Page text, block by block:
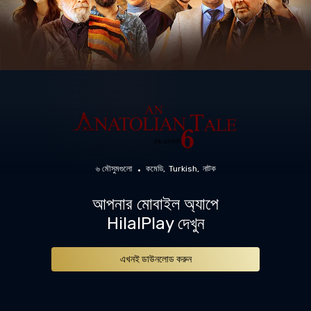
৬ মৌসুমগুলো কমেডি Turkish নাটক
আপনার মোবাইল অ্যাপে
HilalPlay দেখুন
এখনই ডাউনলোড করুন